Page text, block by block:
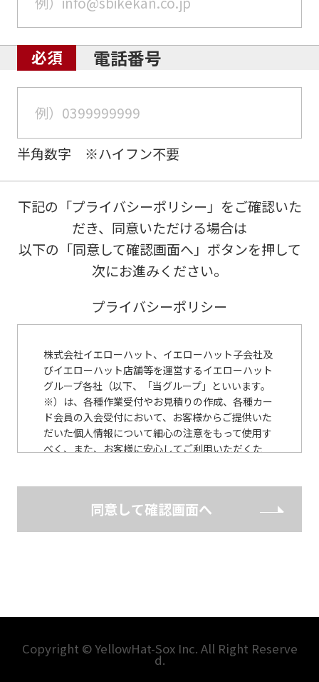
電話番号
半角数字 ※ハイフン不要
下記の「プライバシーポリシー」をご確認いた
だき、同意いただける場合は
以下の「同意して確認画面へ」ボタンを押して
次にお進みください。
プライバシーポリシー
株式会社イエローハット、イエローハット子会社及
びイエローハット店舗等を運営するイエローハット
グループ各社（以下、「当グループ」といいます。
※）は、各種作業受付やお見積りの作成、各種カー
ド会員の入会受付において、お客様からご提供いた
だいた個人情報について細心の注意をもって使用す
べく、また、お客様に安心してご利用いただくた
個人情報保護に関する基本方針
を適正に取扱うとともに、安全管理について適切な
当グループは、個人情報の取扱いが適正に行われる
ように従業者への教育・指導を徹底し、適正な取扱
同意して確認画面へ
Copyright © YellowHat-Sox Inc. All Right Reserve
d.